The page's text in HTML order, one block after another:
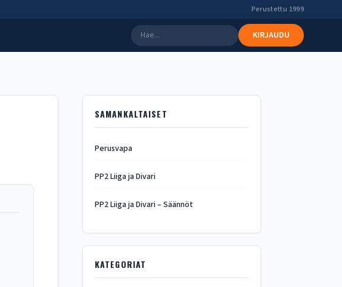
Perustettu 1999
KIRJAUDU
SAMANKALTAISET
Perusvapa
PP2 Liiga ja Divari
PP2 Liiga ja Divari – Säännöt
KATEGORIAT